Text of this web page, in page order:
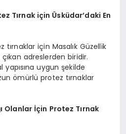
Tırnak için Üsküdar’daki En
için Masalık Güzellik
adreslerden biridir.
yapısına uygun şekilde
ömürlü protez tırnaklar
Olanlar İçin Protez Tırnak